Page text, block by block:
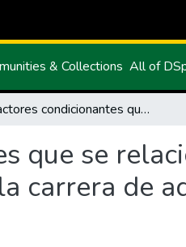
& Collections All of
Factores condicionantes que se relacionan con la automedicación en estudiantes de la carrera de administración de empresas de la UPEC
que se
carrera de